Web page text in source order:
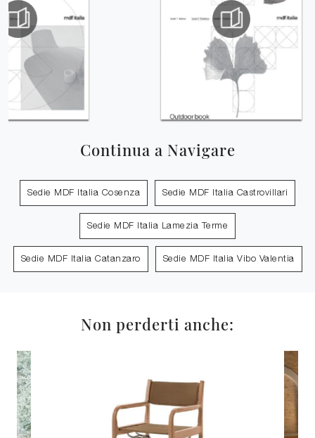
Continua a Navigare
Sedie MDF Italia Cosenza Sedie MDF Italia Castrovillari
Sedie MDF Italia Lamezia Terme
Sedie MDF Italia Catanzaro Sedie MDF Italia Vibo Valentia
Non perderti anche: